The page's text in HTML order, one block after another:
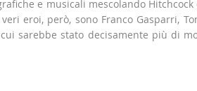
e musicali mescolando Hitchcock
eroi, però, sono Franco Gasparri,
sarebbe stato decisamente più di